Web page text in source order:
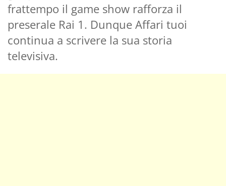
frattempo il game show rafforza il
preserale Rai 1. Dunque Affari tuoi
continua a scrivere la sua storia
televisiva.